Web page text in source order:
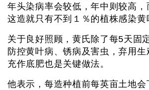
年头染病率会较低，年中则较高，
这造就只有不到１％的植株感
关于良好照顾，黄氏除了每5天固
防控黄叶病、锈病及害虫，弃用
充作底肥也是关键做法。
他表示，每造种植前每英亩土地会